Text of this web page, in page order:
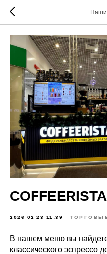
Наши
COFFEERISTA
2026-02-23 11:39
В нашем меню вы
классического эспрессо